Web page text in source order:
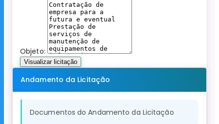
Objeto:
Visualizar licitação
Andamento da Licitação
Documentos do Andamento da Licitação